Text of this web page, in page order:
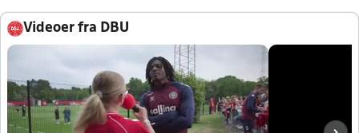
Videoer fra DBU